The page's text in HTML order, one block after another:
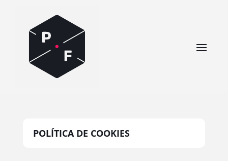
POLÍTICA DE COOKIES